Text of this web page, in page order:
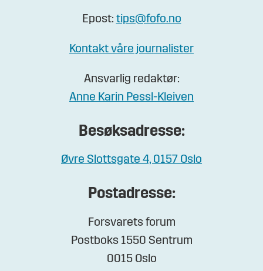
Epost: tips@fofo.no
Kontakt våre journalister
Ansvarlig redaktør:
Anne Karin Pessl-Kleiven
Besøksadresse:
Øvre Slottsgate 4, 0157 Oslo
Postadresse:
Forsvarets forum
Postboks 1550 Sentrum
0015 Oslo